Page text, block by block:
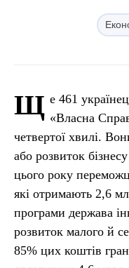
Щ е 461
«Власна
четвертої хвилі.
або розвиток
цього року
які отримають 2,6
програми держава
розвиток малого й
85% цих коштів